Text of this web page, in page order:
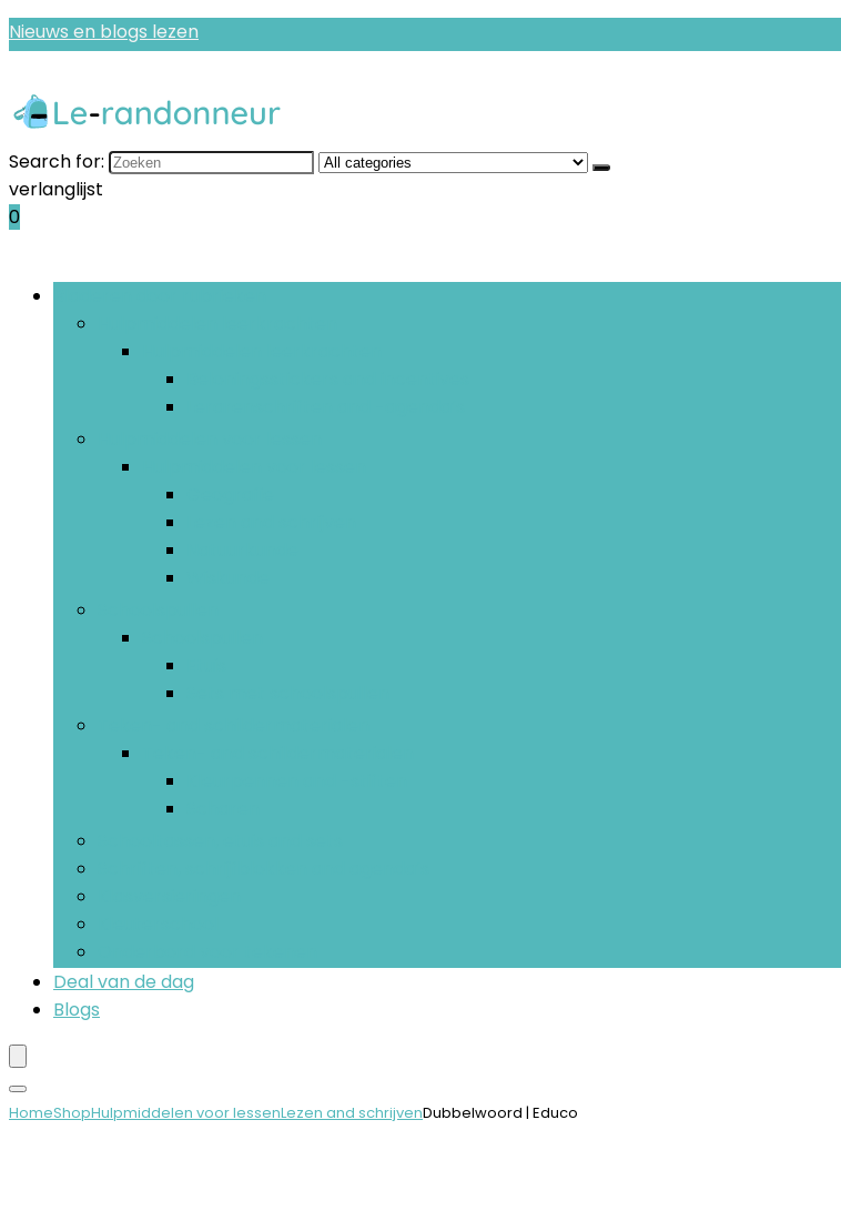
Nieuws en blogs lezen
Search for:
verlanglijst
0
Deal van de dag
Blogs
HomeShopHulpmiddelen voor lessenLezen and schrijvenDubbelwoord | Educo